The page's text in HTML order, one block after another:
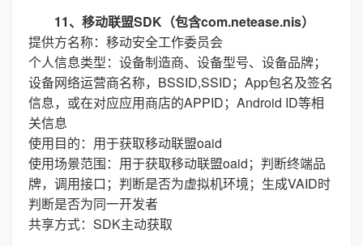
11、移动联盟SDK（包含com.netease.nis）
提供方名称：移动安全工作委员会
个人信息类型：设备制造商、设备型号、设备品牌；
设备网络运营商名称，BSSID,SSID；App包名及签名
信息，或在对应应用商店的APPID；Android ID等相
关信息
使用目的：用于获取移动联盟oaid
使用场景范围：用于获取移动联盟oaid；判断终端品
牌，调用接口；判断是否为虚拟机环境；生成VAID时
判断是否为同一开发者
共享方式：SDK主动获取